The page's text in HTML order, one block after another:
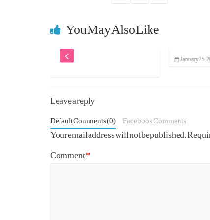
You May Also Like
Leave a reply
Default Comments (0) Facebook Comments
Your email address will not be published.
Comment*